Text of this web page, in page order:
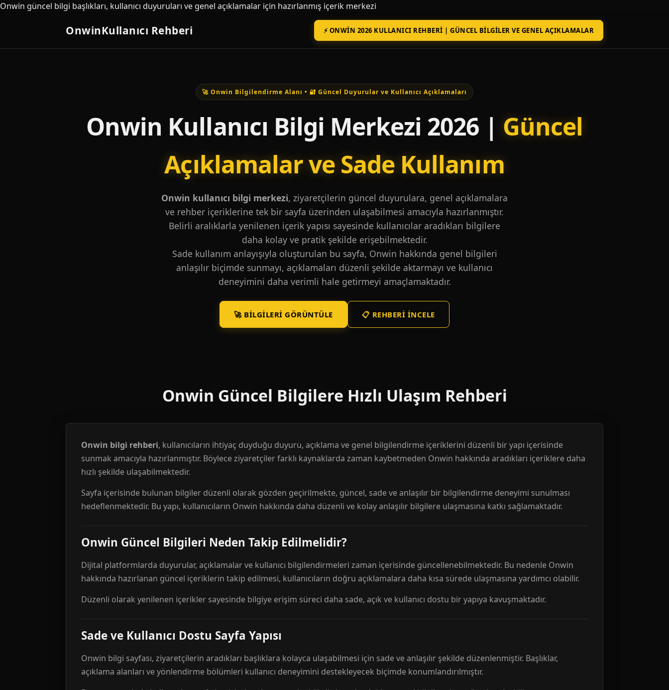
Onwin güncel bilgi başlıkları, kullanıcı duyuruları ve genel açıklamalar için hazırlanmış içerik merkezi
OnwinKullanıcı Rehberi ⚡ ONWIN 2026 KULLANICI REHBERI | GÜNCEL BILGILER VE GENEL AÇIKLAMALAR
🚀 Onwin Bilgilendirme Alanı • 🔐 Güncel Duyurular ve Kullanıcı Açıklamaları
Onwin Kullanıcı Bilgi Merkezi 2026 | Güncel
Açıklamalar ve Sade Kullanım
Onwin kullanıcı bilgi merkezi, ziyaretçilerin güncel duyurulara, genel açıklamalara
ve rehber içeriklerine tek bir sayfa üzerinden ulaşabilmesi amacıyla hazırlanmıştır.
Belirli aralıklarla yenilenen içerik yapısı sayesinde kullanıcılar aradıkları bilgilere
daha kolay ve pratik şekilde erişebilmektedir.
Sade kullanım anlayışıyla oluşturulan bu sayfa, Onwin hakkında genel bilgileri
anlaşılır biçimde sunmayı, açıklamaları düzenli şekilde aktarmayı ve kullanıcı
deneyimini daha verimli hale getirmeyi amaçlamaktadır.
🚀 BILGILERI GÖRÜNTÜLE 📋 REHBERI İNCELE
Onwin Güncel Bilgilere Hızlı Ulaşım Rehberi
Onwin bilgi rehberi, kullanıcıların ihtiyaç duyduğu duyuru, açıklama ve genel bilgilendirme içeriklerini düzenli bir yapı içerisinde
sunmak amacıyla hazırlanmıştır. Böylece ziyaretçiler farklı kaynaklarda zaman kaybetmeden Onwin hakkında aradıkları içeriklere daha
hızlı şekilde ulaşabilmektedir.
Sayfa içerisinde bulunan bilgiler düzenli olarak gözden geçirilmekte, güncel, sade ve anlaşılır bir bilgilendirme deneyimi sunulması
hedeflenmektedir. Bu yapı, kullanıcıların Onwin hakkında daha düzenli ve kolay anlaşılır bilgilere ulaşmasına katkı sağlamaktadır.
Onwin Güncel Bilgileri Neden Takip Edilmelidir?
Dijital platformlarda duyurular, açıklamalar ve kullanıcı bilgilendirmeleri zaman içerisinde güncellenebilmektedir. Bu nedenle Onwin
hakkında hazırlanan güncel içeriklerin takip edilmesi, kullanıcıların doğru açıklamalara daha kısa sürede ulaşmasına yardımcı olabilir.
Düzenli olarak yenilenen içerikler sayesinde bilgiye erişim süreci daha sade, açık ve kullanıcı dostu bir yapıya kavuşmaktadır.
Sade ve Kullanıcı Dostu Sayfa Yapısı
Onwin bilgi sayfası, ziyaretçilerin aradıkları başlıklara kolayca ulaşabilmesi için sade ve anlaşılır şekilde düzenlenmiştir. Başlıklar,
açıklama alanları ve yönlendirme bölümleri kullanıcı deneyimini destekleyecek biçimde konumlandırılmıştır.